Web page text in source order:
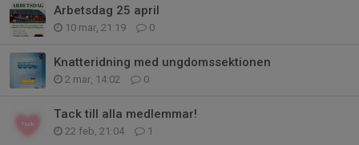
Arbetsdag 25 april
10 mar, 21:19 0
Knatteridning med ungdomssektionen
2 mar, 14:02 0
Tack till alla medlemmar!
22 feb, 21:04 1